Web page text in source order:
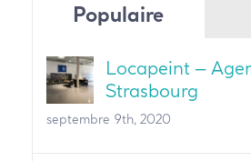
Populaire
Locapeint –
Strasbourg
septembre 9th, 2020